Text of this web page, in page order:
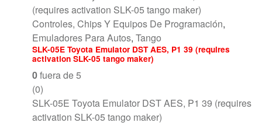
Controles, Chips Y Equipos De Programación,
Emuladores Para Autos, Tango
SLK-05E Toyota Emulator DST AES, P1 39 (requires
activation SLK-05 tango maker)
0fuera de 5
(0)
SLK-05E Toyota Emulator DST AES, P1 39 (requires
activation SLK-05 tango maker)